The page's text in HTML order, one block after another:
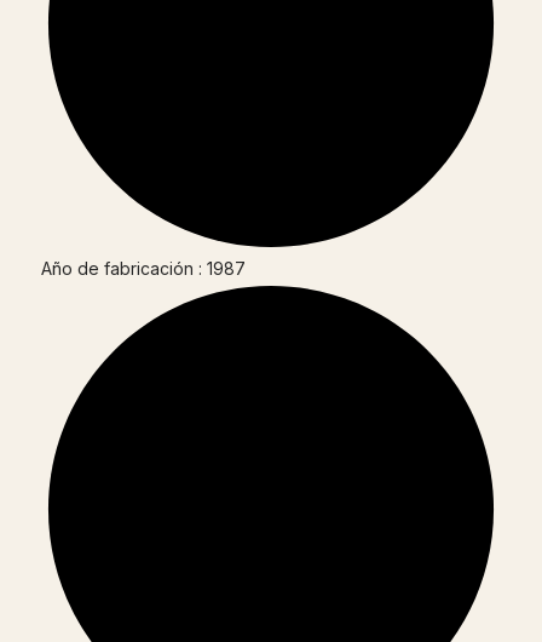
Año de fabricación : 1987